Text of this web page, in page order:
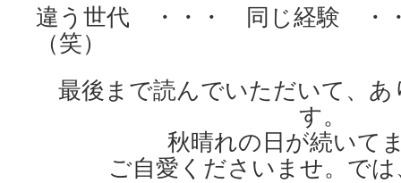
違う世代 ・・・ 同じ経験 ・
（笑）
最後まで読んでいただいて、
す。
秋晴れの日が続いて
ご自愛くださいませ。で